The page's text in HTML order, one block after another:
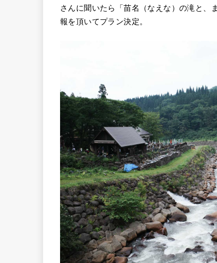
さんに聞いたら「苗名（なえな）の滝と、
報を頂いてプラン決定。